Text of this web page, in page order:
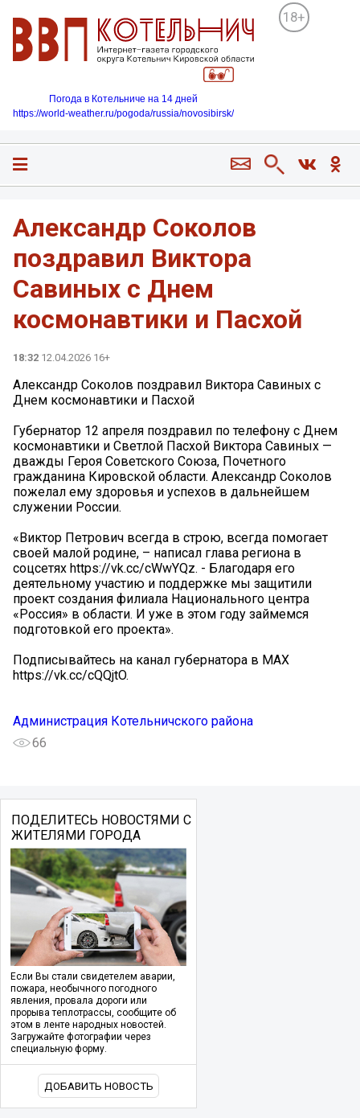
18+
Погода в Котельниче на 14 дней
https://world-weather.ru/pogoda/russia/novosibirsk/
Александр Соколов
поздравил Виктора
Савиных с Днем
космонавтики и Пасхой
18:32 12.04.2026 16+
Александр Соколов поздравил Виктора Савиных с
Днем космонавтики и Пасхой
Губернатор 12 апреля поздравил по телефону с Днем
космонавтики и Светлой Пасхой Виктора Савиных —
дважды Героя Советского Союза, Почетного
гражданина Кировской области. Александр Соколов
пожелал ему здоровья и успехов в дальнейшем
служении России.
«Виктор Петрович всегда в строю, всегда помогает
своей малой родине, – написал глава региона в
соцсетях https://vk.cc/cWwYQz. - Благодаря его
деятельному участию и поддержке мы защитили
проект создания филиала Национального центра
«Россия» в области. И уже в этом году займемся
подготовкой его проекта».
Подписывайтесь на канал губернатора в MAX
https://vk.cc/cQQjtO.
Администрация Котельничского района
66
ПОДЕЛИТЕСЬ НОВОСТЯМИ С
ЖИТЕЛЯМИ ГОРОДА
Если Вы стали свидетелем аварии,
пожара, необычного погодного
явления, провала дороги или
прорыва теплотрассы, сообщите об
этом в ленте народных новостей.
Загружайте фотографии через
специальную форму.
ДОБАВИТЬ НОВОСТЬ